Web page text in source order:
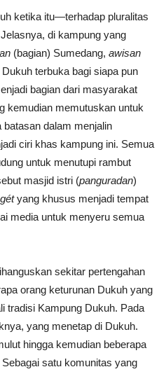
ketika itu—terhadap pluralitas
di kampung yang
(bagian) Sumedang, awisan
terbuka bagi siapa pun
bagian dari masyarakat
kemudian memutuskan untuk
dalam menjalin
ciri khas kampung ini. Semua
untuk menutupi rambut
masjid istri (panguradan)
yang khusus menjadi tempat
media untuk menyeru semua
sekitar pertengahan
orang keturunan Dukuh yang
tradisi Kampung Dukuh. Pada
yang menetap di Dukuh.
hingga kemudian beberapa
satu komunitas yang